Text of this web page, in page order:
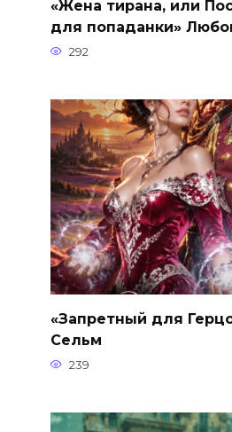
«Жена тирана, или
для попаданки»
292
«Запретный для
Сельм
239